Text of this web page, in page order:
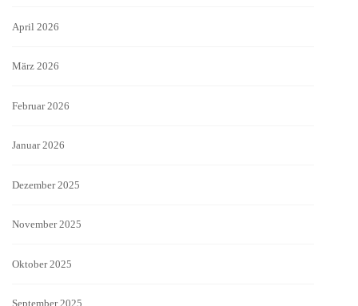
April 2026
März 2026
Februar 2026
Januar 2026
Dezember 2025
November 2025
Oktober 2025
September 2025